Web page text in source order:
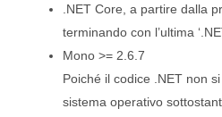
.NET Core, a partire dalla
terminando con l’ultima
Mono >= 2.6.7
Poiché il codice .NET non
sistema operativo